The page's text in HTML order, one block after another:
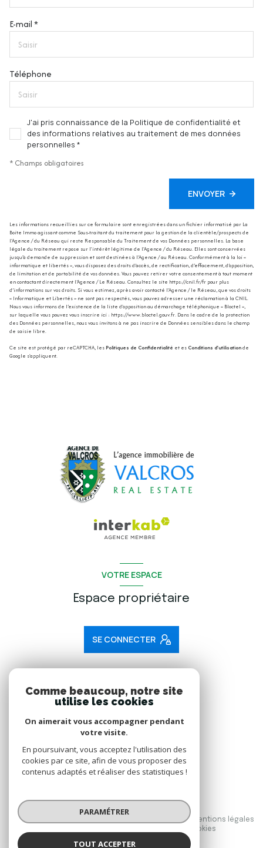
E-mail *
Téléphone
J'ai pris connaissance de la Politique de confidentialité et
des informations relatives au traitement de mes données
personnelles *
* Champs obligatoires
ENVOYER
Les informations recueillies sur ce formulaire sont enregistrées dans un fichier informatisé par La
Boite Immo agissant comme Sous-traitant du traitement pour la gestion de la clientèle/prospects de
l'Agence / du Réseau qui reste Responsable du Traitement de vos Données personnelles. La base
légale du traitement repose sur l'intérêt légitime de l'Agence / du Réseau. Elles sont conservées
jusqu'à demande de suppression et sont destinées à l'Agence / au Réseau. Conformément à la loi «
informatique et libertés », vous disposez des droits d’accès, de rectification, d’effacement, d’opposition,
de limitation et de portabilité de vos données. Vous pouvez retirer votre consentement à tout moment
en contactant directement l’Agence / Le Réseau. Consultez le site https://cnil.fr/fr pour plus
d’informations sur vos droits. Si vous estimez, après avoir contacté l'Agence / le Réseau, que vos droits
« Informatique et Libertés » ne sont pas respectés, vous pouvez adresser une réclamation à la CNIL.
Nous vous informons de l’existence de la liste d'opposition au démarchage téléphonique « Bloctel »,
sur laquelle vous pouvez vous inscrire ici : https://www.bloctel.gouv.fr. Dans le cadre de la protection
des Données personnelles, nous vous invitons à ne pas inscrire de Données sensibles dans le champ
de saisie libre.
Ce site est protégé par reCAPTCHA, lesPolitiques de Confidentialité et es Conditions d'utilisationde
Google s'appliquent.
VOTRE ESPACE
Espace propriétaire
SE CONNECTER
ADHÉRENTS
Mentions légales
Cookies
Comme beaucoup, notre site
utilise les cookies
On aimerait vous accompagner pendant
votre visite.
En poursuivant, vous acceptez l'utilisation des
cookies par ce site, afin de vous proposer des
contenus adaptés et réaliser des statistiques !
PARAMÉTRER
TOUT ACCEPTER